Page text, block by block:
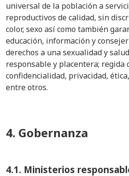
universal de la población a
reproductivos de calidad, sin
color, sexo así como también
educación, información y
derechos a una sexualidad y
responsable y placentera; regida
confidencialidad, privacidad,
entre otros.
4. Gobernanza
4.1. Ministerios